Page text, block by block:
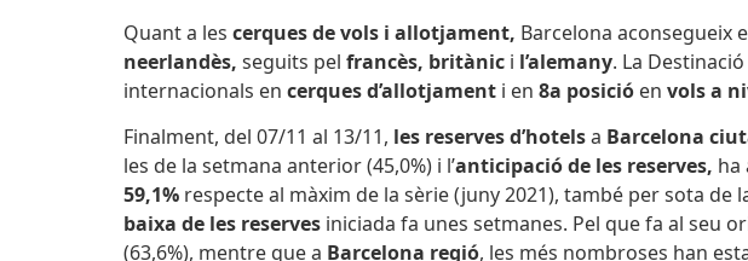
Quant a les cerques de vols i allotjament, Barcelona aconsegueix
neerlandès, seguits pel francès, britànic i l’alemany. La
internacionals en cerques d’allotjament i en 8a posició en vols a
Finalment, del 07/11 al 13/11, les reserves d’hotelsa Barcelona
les de la setmana anterior (45,0%) i l’anticipació de les reserves, ha
59,1% respecte al màxim de la sèrie (juny 2021), també per sota de
baixa de les reserves iniciada fa unes setmanes. Pel que fa al seu
(63,6%), mentre que a Barcelona regió, les més nombroses han